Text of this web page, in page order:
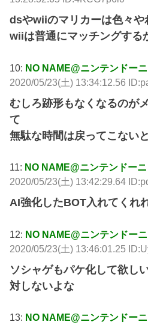
dsやwiiのマリカーは色々や
wiiは普通にマッチングする
10: NO NAME@ニンテンドー
2020/05/23(土) 13:34:12.56
むしろ跡形もなくなるのが
て
無駄な時間は戻ってこない
11: NO NAME@ニンテンドー
2020/05/23(土) 13:42:29.64
AI強化したBOT入れてくれ
12: NO NAME@ニンテンドー
2020/05/23(土) 13:46:01.25
ソシャゲもパケ化して欲し
対しないよな
13: NO NAME@ニンテンドー